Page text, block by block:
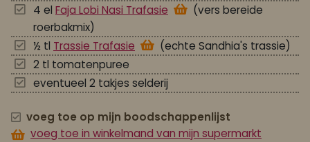
4 el Faja Lobi Nasi Trafasie
(vers bereide
roerbakmix)
½ tl Trassie Trafasie
(echte Sandhia's trassie)
2 tl tomatenpuree
eventueel 2 takjes selderij
voeg toe op mijn boodschappenlijst
voeg toe in winkelmand van mijn supermarkt